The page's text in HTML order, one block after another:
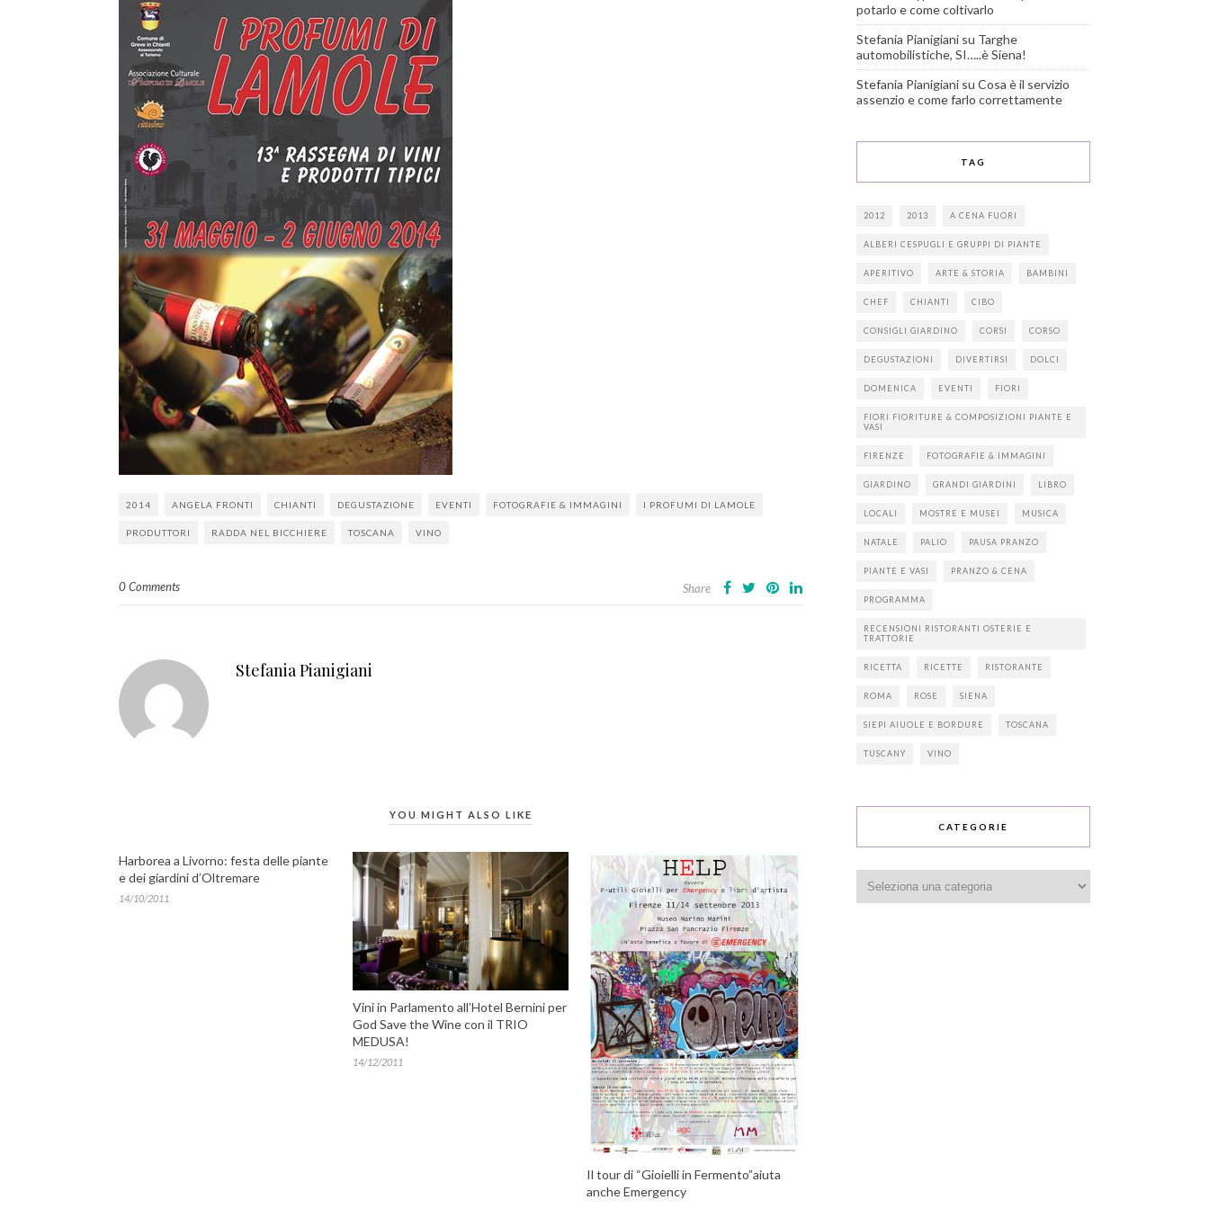
2014 ANGELA FRONTI CHIANTI DEGUSTAZIONE EVENTI FOTOGRAFIE & IMMAGINI I PROFUMI DI LAMOLE
PRODUTTORI RADDA NEL BICCHIERE TOSCANA VINO
0 Comments Share
Stefania Pianigiani
YOU MIGHT ALSO LIKE
Harborea a Livorno: festa delle piante
e dei giardini d’Oltremare
14/10/2011
Vini in Parlamento all’Hotel Bernini per
God Save the Wine con il TRIO
MEDUSA!
14/12/2011
Il tour di “Gioielli in Fermento”aiuta
anche Emergency
potarlo e come coltivarlo
Stefania Pianigiani su Targhe
automobilistiche, SI…..è Siena!
Stefania Pianigiani su Cosa è il servizio
assenzio e come farlo correttamente
TAG
2012 2013 A CENA FUORI
ALBERI CESPUGLI E GRUPPI DI PIANTE
APERITIVO ARTE & STORIA BAMBINI
CHEF CHIANTI CIBO
CONSIGLI GIARDINO CORSI CORSO
DEGUSTAZIONI DIVERTIRSI DOLCI
DOMENICA EVENTI FIORI
FIORI FIORITURE & COMPOSIZIONI PIANTE E
VASI
FIRENZE FOTOGRAFIE & IMMAGINI
GIARDINO GRANDI GIARDINI LIBRO
LOCALI MOSTRE E MUSEI MUSICA
NATALE PALIO PAUSA PRANZO
PIANTE E VASI PRANZO & CENA
PROGRAMMA
RECENSIONI RISTORANTI OSTERIE E
TRATTORIE
RICETTA RICETTE RISTORANTE
ROMA ROSE SIENA
SIEPI AIUOLE E BORDURE TOSCANA
TUSCANY VINO
CATEGORIE